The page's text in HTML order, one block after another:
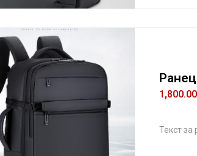
1,800.00
Текст за